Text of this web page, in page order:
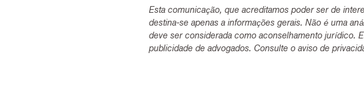
Esta comunicação, que acreditamos poder ser de
destina-se apenas a informações gerais. Não é uma
deve ser considerada como aconselhamento jurídico.
publicidade de advogados. Consulte o aviso de